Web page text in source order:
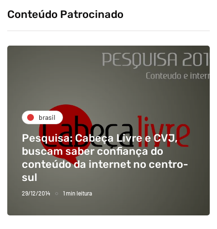
Conteúdo Patrocinado
brasil
Pesquisa: Cabeça Livre e CVJ,
buscam saber confiança do
conteúdo da internet no centro-
sul
29/12/2014 1 min leitura